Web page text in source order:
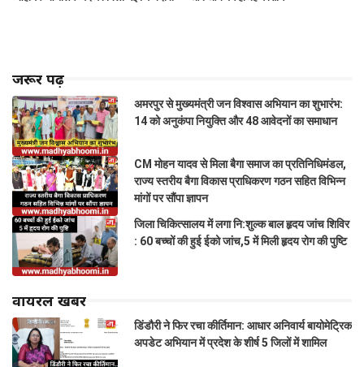
जरूर पढ़ें
अमरपुर से मुख्यमंत्री जन विश्वास अभियान का शुभारंभ:
14 को अनुकंपा नियुक्ति और 48 आवेदनों का समाधान
CM मोहन यादव से मिला बैगा समाज का प्रतिनिधिमंडल,
राज्य स्तरीय बैगा विकास प्राधिकरण गठन सहित विभिन्न
मांगों पर सौंपा ज्ञापन
जिला चिकित्सालय में लगा नि:शुल्क बाल हृदय जांच शिविर
: 60 बच्चों की हुई ईको जांच,5 में मिली हृदय रोग की पुष्टि
वायरल खबरें
डिंडौरी ने फिर रचा कीर्तिमान: आधार अनिवार्य बायोमेट्रिक
अपडेट अभियान में प्रदेश के शीर्ष 5 जिलों में शामिल